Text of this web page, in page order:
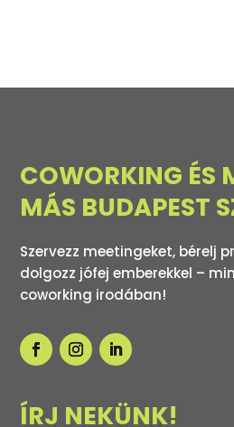
COWORKING ÉS
MÁS BUDAPEST
Szervezz meetingeket, bérelj
dolgozz jófej emberekkel –
coworking irodában!
ÍRJ NEKÜNK!